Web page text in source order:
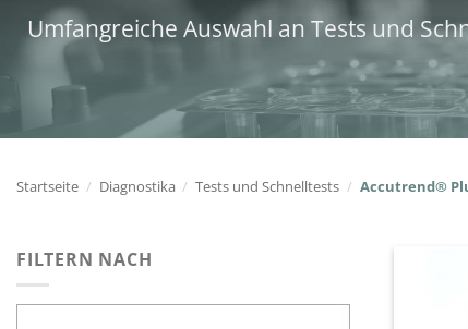
Umfangreiche Auswahl an Tests und
Startseite / Diagnostika / Tests und Schnelltests / Accutrend®
FILTERN NACH